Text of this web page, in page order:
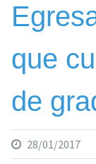
que
de
28/01/2017